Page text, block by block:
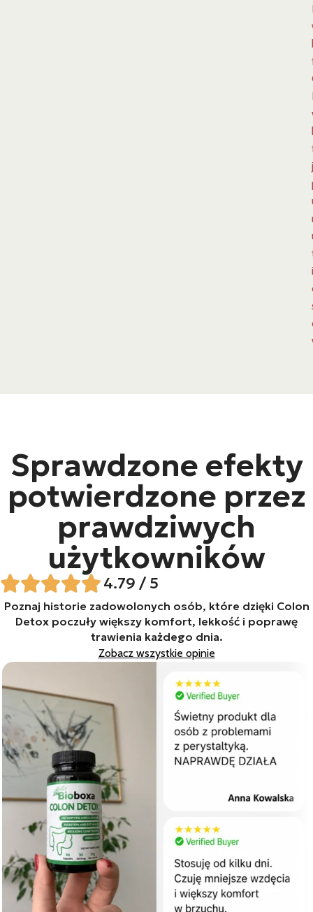
Sprawdzone efekty
potwierdzone przez
prawdziwych
użytkowników
4.79 / 5
Poznaj historie zadowolonych osób, które dzięki Colon
Detox poczuły większy komfort, lekkość i poprawę
trawienia każdego dnia.
Zobacz wszystkie opinie